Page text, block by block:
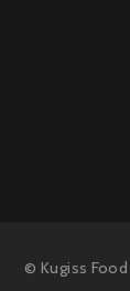
©Kugiss Food